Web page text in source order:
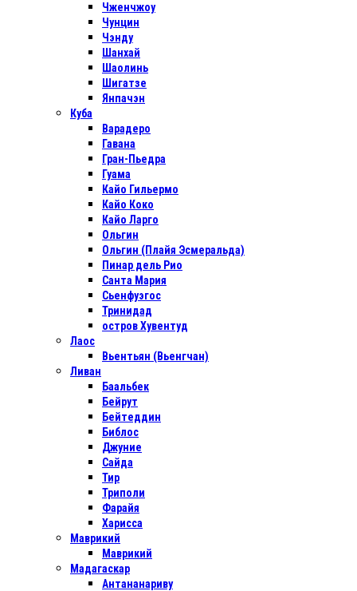
Чженчжоу
Чунцин
Чэнду
Шанхай
Шаолинь
Шигатзе
Янпачэн
Куба
Варадеро
Гавана
Гран-Пьедра
Гуама
Кайо Гильермо
Кайо Коко
Кайо Ларго
Ольгин
Ольгин (Плайя Эсмеральда)
Пинар дель Рио
Санта Мария
Сьенфуэгос
Тринидад
остров Хувентуд
Лаос
Вьентьян (Вьенгчан)
Ливан
Баальбек
Бейрут
Бейтеддин
Библос
Джуние
Сайда
Тир
Триполи
Фарайя
Харисса
Маврикий
Маврикий
Мадагаскар
Антананариву